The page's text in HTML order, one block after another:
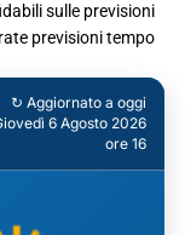
sulle previsioni
previsioni tempo
↻ Aggiornato a oggi
6 Agosto 2026
ore 16